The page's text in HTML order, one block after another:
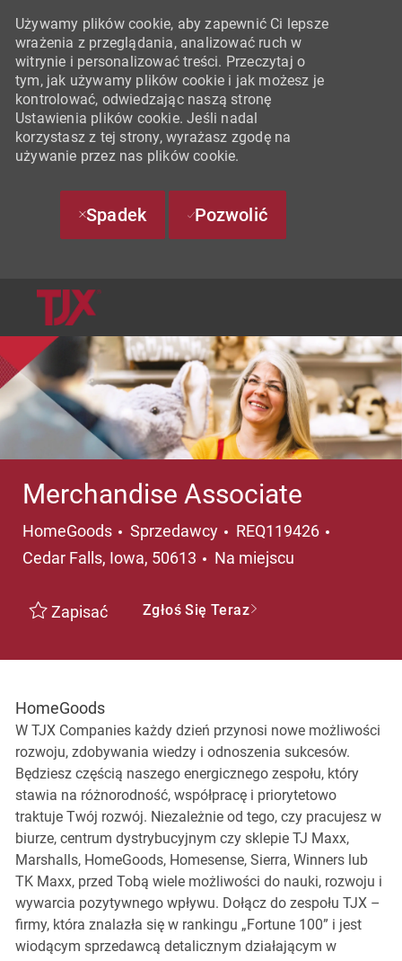
Używamy plików cookie, aby zapewnić Ci lepsze
wrażenia z przeglądania, analizować ruch w
witrynie i personalizować treści. Przeczytaj o
tym, jak używamy plików cookie i jak możesz je
kontrolować, odwiedzając naszą stronę
Ustawienia plików cookie. Jeśli nadal
korzystasz z tej strony, wyrażasz zgodę na
używanie przez nas plików cookie.
Spadek Pozwolić
Merchandise Associate
HomeGoods Kategoria
Sprzedawcy REQ119426
Cedar Falls, Iowa, 50613
Na miejscu
Zapisać Zgłoś Się Teraz
HomeGoods
W TJX Companies każdy dzień przynosi nowe możliwości
rozwoju, zdobywania wiedzy i odnoszenia sukcesów.
Będziesz częścią naszego energicznego zespołu, który
stawia na różnorodność, współpracę i priorytetowo
traktuje Twój rozwój. Niezależnie od tego, czy pracujesz w
biurze, centrum dystrybucyjnym czy sklepie TJ Maxx,
Marshalls, HomeGoods, Homesense, Sierra, Winners lub
TK Maxx, przed Tobą wiele możliwości do nauki, rozwoju i
wywarcia pozytywnego wpływu. Dołącz do zespołu TJX –
firmy, która znalazła się w rankingu „Fortune 100” i jest
wiodącym sprzedawcą detalicznym działającym w